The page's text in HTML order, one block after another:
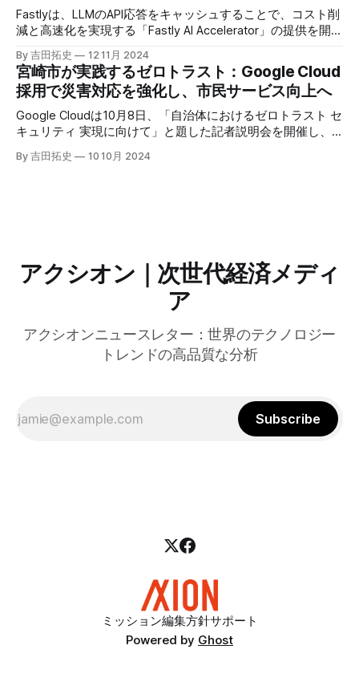
Fastlyは、LLMのAPI応答をキャッシュすることで、コスト削
減と高速化を実現する「Fastly AI Accelerator」の提供を開始
した。キップ・コンプトン最高プロダクト責任者（CPO）
は、類似した質問への応答を再利用し、効率的な処理を可能
にすると説明した。さらに、コンプトンは、エッジコンピュ
ーティングの利点を活かしたパーソナライズや、エッジにお
けるGPUの経済性、セキュリティへの取り組みなど、Fastly
のAI戦略について語った。
By 吉田拓史 12 11月 2024
宮崎市が実践するゼロトラスト：Google Cloud
採用で災害対応を強化し、市民サービス向上へ
Google Cloudは10月8日、「自治体におけるゼロトラスト セ
キュリティ 実現に向けて」と題した記者説明会を開催し、
自治体向けにゼロトラストセキュリティ導入を支援するプロ
グラムを発表した。宮崎市の事例では、Google Workspace
By 吉田拓史 10 10月 2024
アクシオン｜次世代経済メディ
ア
アクシオンニュースレター：世界のテクノロジー
トレンドの高品質な分析
Subscribe
ミッション編集方針サポート
Powered by Ghost